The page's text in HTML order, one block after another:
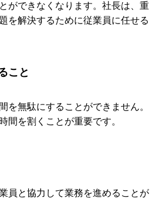
ができなくなります。社長は、重
を解決するために従業員に任せる
こと
を無駄にすることができません。
間を割くことが重要です。
員と協力して業務を進めることが